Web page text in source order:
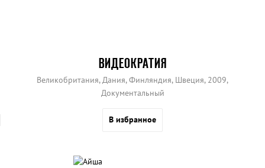
ВИДЕОКРАТИЯ
Великобритания, Дания, Финляндия, Швеция, 2009,
Документальный
В избранное